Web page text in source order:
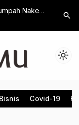
Nakes,
Ini
search
light_mode
Bisnis Covid-19